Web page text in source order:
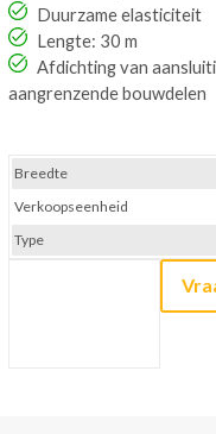
Duurzame elasticiteit
Lengte: 30 m
Afdichting van
aangrenzende bouwdelen
Breedte
Verkoopseenheid
Type